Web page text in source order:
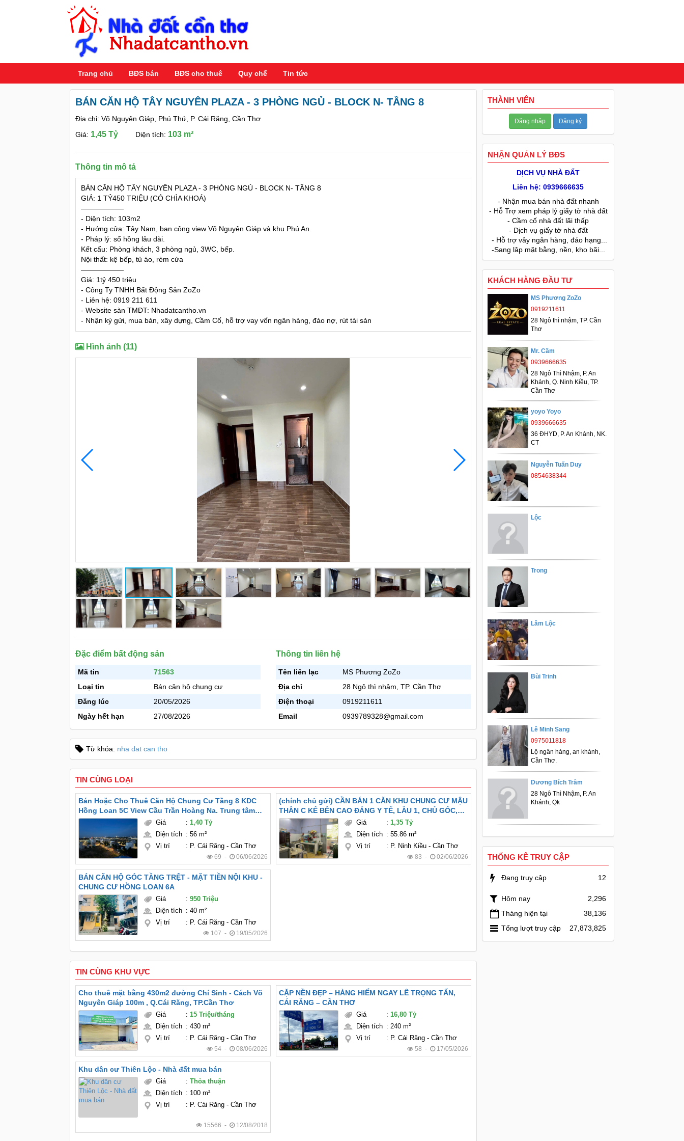
Trang chủ BĐS bán BĐS cho thuê Quy chế Tin tức
BÁN CĂN HỘ TÂY NGUYÊN PLAZA - 3 PHÒNG NGỦ - BLOCK N- TẦNG 8
Địa chỉ: Võ Nguyên Giáp, Phú Thứ, P. Cái Răng, Cần Thơ
Giá: 1,45 Tỷ Diện tích: 103 m²
Thông tin mô tả
BÁN CĂN HỘ TÂY NGUYÊN PLAZA - 3 PHÒNG NGỦ - BLOCK N- TẦNG 8
GIÁ: 1 TỶ450 TRIỆU (CÓ CHÌA KHOÁ)
——————
- Diện tích: 103m2
- Hướng cửa: Tây Nam, ban công view Võ Nguyên Giáp và khu Phú An.
- Pháp lý: sổ hồng lâu dài.
Kết cấu: Phòng khách, 3 phòng ngủ, 3WC, bếp.
Nội thất: kệ bếp, tủ áo, rèm cửa
——————
Giá: 1tỷ 450 triệu
- Công Ty TNHH Bất Động Sản ZoZo
- Liên hệ: 0919 211 611
- Website sàn TMĐT: Nhadatcantho.vn
- Nhận ký gửi, mua bán, xây dựng, Cầm Cố, hỗ trợ vay vốn ngân hàng, đáo nợ, rút tài sản
Hình ảnh (11)
Đặc điểm bất động sản
Mã tin
71563
Loại tin
Bán căn hộ chung cư
Đăng lúc
20/05/2026
Ngày hết hạn
27/08/2026
Thông tin liên hệ
Tên liên lạc
MS Phương ZoZo
Địa chỉ
28 Ngô thì nhậm, TP. Cần Thơ
Điện thoại
0919211611
Email
0939789328@gmail.com
Từ khóa: nha dat can tho
TIN CÙNG LOẠI
Bán Hoặc Cho Thuê Căn Hộ Chung Cư Tầng 8 KDC
Hồng Loan 5C View Cầu Trần Hoàng Na. Trung tâm
Tp.Cần Thơ.
Giá :1,40 Tỷ
Diện tích :56 m²
Vị trí
: P. Cái Răng - Cần Thơ
69 - 06/06/2026
(chính chủ gửi) CẦN BÁN 1 CĂN KHU CHUNG CƯ MẬU
THÂN C KẾ BÊN CAO ĐẲNG Y TẾ, LẦU 1, CHỦ GỐC,
NINH KIỀU TP CẦN THƠGiá :1,35 Tỷ
Diện tích :55.86 m²
Vị trí
: P. Ninh Kiều - Cần Thơ
83 - 02/06/2026
BÁN CĂN HỘ GÓC TẦNG TRỆT - MẶT TIỀN NỘI KHU -
CHUNG CƯ HỒNG LOAN 6A
Giá :950 Triệu
Diện tích :40 m²
Vị trí
: P. Cái Răng - Cần Thơ
107 - 19/05/2026
TIN CÙNG KHU VỰC
Cho thuê mặt bằng 430m2 đường Chí Sinh - Cách Võ
Nguyên Giáp 100m , Q.Cái Răng, TP.Cần Thơ
Giá :15 Triệu/tháng
Diện tích :430 m²
Vị trí
: P. Cái Răng - Cần Thơ
54 - 08/06/2026
CẶP NỀN ĐẸP – HÀNG HIẾM NGAY LÊ TRỌNG TẤN,
CÁI RĂNG – CẦN THƠ
Giá :16,80 Tỷ
Diện tích :240 m²
Vị trí
: P. Cái Răng - Cần Thơ
58 - 17/05/2026
Khu dân cư Thiên Lộc - Nhà đất mua bán
Giá :Thỏa thuận
Diện tích : 100 m²
Vị trí
: P. Cái Răng - Cần Thơ
15566 - 12/08/2018
THÀNH VIÊN
Đăng nhập Đăng ký
NHẬN QUẢN LÝ BĐS
DỊCH VỤ NHÀ ĐẤT
Liên hệ: 0939666635
- Nhận mua bán nhà đất nhanh
- Hỗ Trợ xem pháp lý giấy tờ nhà đất
- Cầm cố nhà đất lãi thấp
- Dịch vụ giấy tờ nhà đất
- Hỗ trợ vây ngân hàng, đáo hạng...
-Sang lâp mặt bằng, nền, kho bãi...
KHÁCH HÀNG ĐẦU TƯ
MS Phương ZoZo
0919211611
28 Ngô thì nhậm, TP. Cần
Thơ
Mr. Cầm
0939666635
28 Ngô Thì Nhậm, P. An
Khánh, Q. Ninh Kiều, TP.
Cần Thơ
yoyo Yoyo
0939666635
36 ĐHYD, P. An Khánh, NK.
CT
Nguyễn Tuấn Duy
0854638344
Lộc
Trong
Lâm Lộc
Bùi Trinh
Lê Minh Sang
0975011818
Lộ ngân hàng, an khánh,
Cần Thơ.
Dương Bích Trâm
28 Ngô Thì Nhậm, P. An
Khánh, Qk
THỐNG KÊ TRUY CẬP
Đang truy cập 12
Hôm nay
2,296
Tháng hiện tại
38,136
Tổng lượt truy cập
27,873,825